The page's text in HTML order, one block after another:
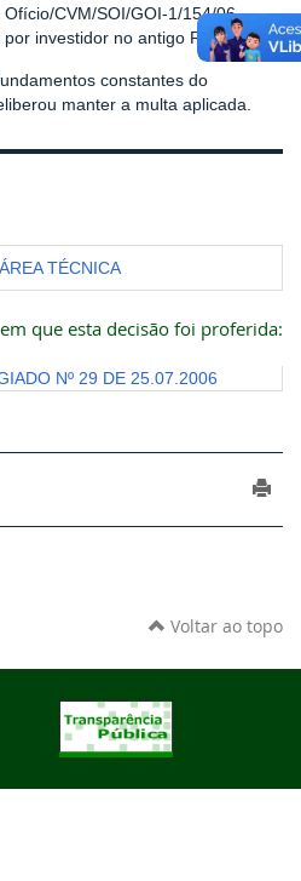
CVM/SOI/GOI-1/154/06,
investidor no antigo Fundo 157.
constantes do
manter a multa aplicada.
TÉCNICA
que esta decisão foi proferida:
Nº 29 DE 25.07.2006
Voltar ao topo